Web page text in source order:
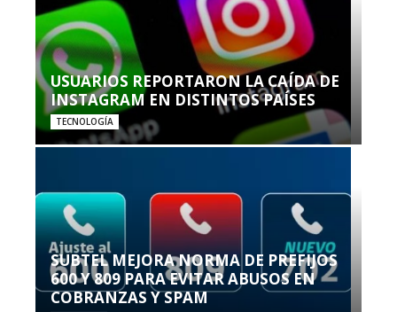
USUARIOS REPORTARON LA CAÍDA DE
INSTAGRAM EN DISTINTOS PAÍSES
TECNOLOGÍA
SUBTEL MEJORA NORMA DE PREFIJOS
600 Y 809 PARA EVITAR ABUSOS EN
COBRANZAS Y SPAM